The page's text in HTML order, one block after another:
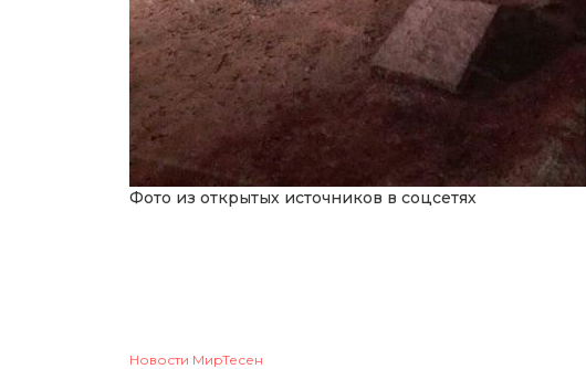
Фото из открытых источников в соцсетях
Новости МирТесен